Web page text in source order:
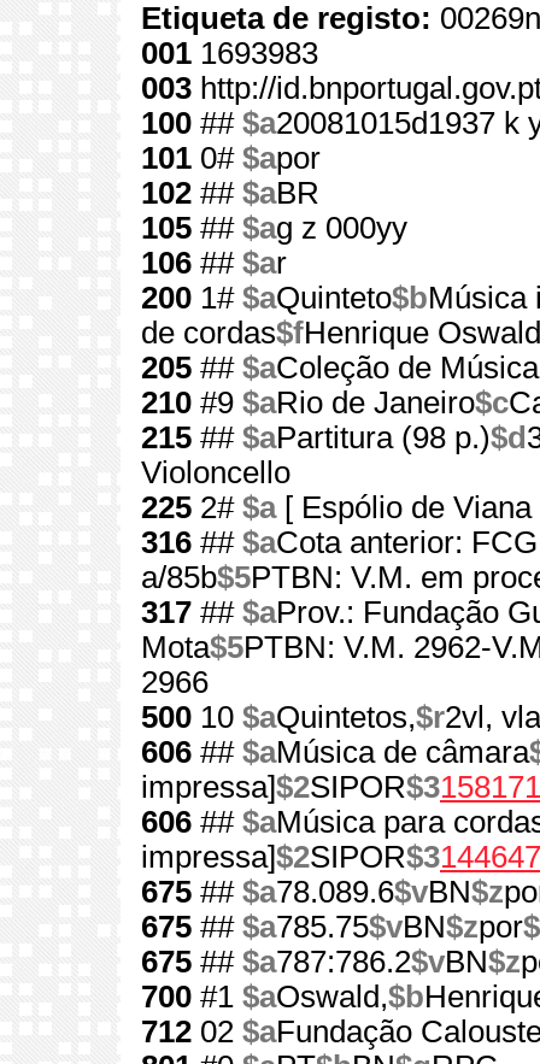
Etiqueta de registo:
001 1693983
003 http://
100 ## $a20081015d1937 k
101 0# $apor
102 ## $aBR
105 ## $ag z 000yy
106 ## $ar
200 1# $aQuinteto$bMúsica
de cordas$fHenrique Oswald
205 ## $aColeção de
210 #9 $aRio de Janeiro$c
215 ## $aPartitura (98 p.)$d
Violoncello
225 2# $a[ Espólio de Viana
316 ## $aCota anterior:
a/85b$5PTBN: V.M. em
317 ## $aProv.: Fundação
Mota$5PTBN: V.M. 2962-
2966
500 10 $aQuintetos,$r2vl,
606 ## $aMúsica de câmara
impressa]$2SIPOR$3
606 ## $aMúsica para
impressa]$2SIPOR$3
675 ## $a78.089.6$vBN$z
675 ## $a785.75$vBN$zpor
675 ## $a787:786.2$vBN$z
700 #1 $aOswald,$b
712 02 $aFundação